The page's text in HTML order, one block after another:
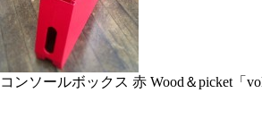
コンソールボックス 赤 Wood＆picket「